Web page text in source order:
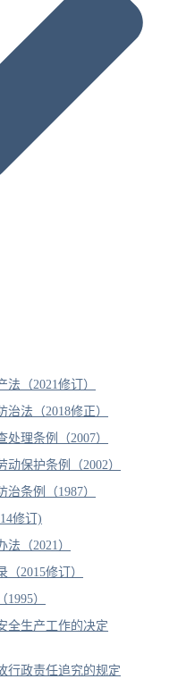
（2021修订）
法（2018修正）
理条例（2007）
保护条例（2002）
条例（1987）
修订)
（2021）
2015修订）
）
全生产工作的决定
行政责任追究的规定